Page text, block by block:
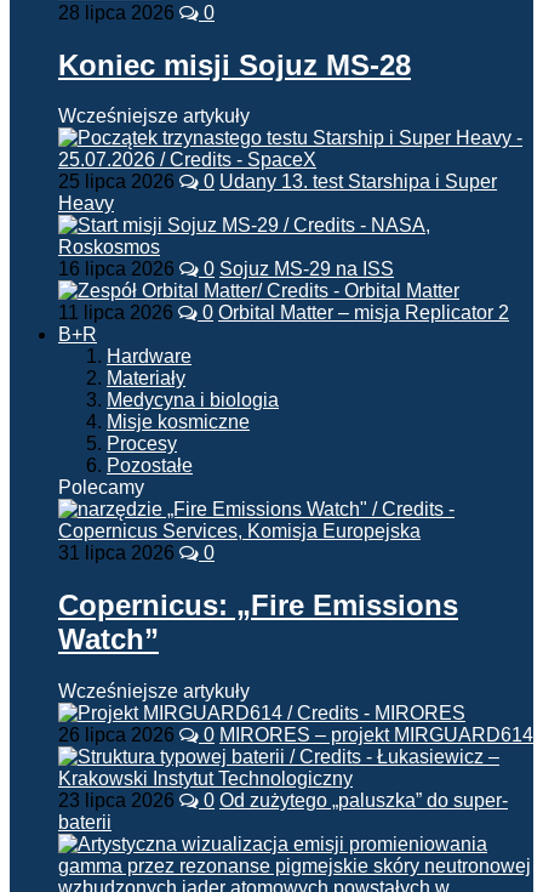
28 lipca 2026 0
Koniec misji Sojuz MS-28
Wcześniejsze artykuły
25 lipca 2026 0 Udany 13. test Starshipa i Super
Heavy
16 lipca 2026 0 Sojuz MS-29 na ISS
11 lipca 2026 0 Orbital Matter – misja Replicator 2
B+R
Hardware
Materiały
Medycyna i biologia
Misje kosmiczne
Procesy
Pozostałe
Polecamy
31 lipca 2026 0
Copernicus: „Fire Emissions
Watch”
Wcześniejsze artykuły
26 lipca 2026 0 MIRORES – projekt MIRGUARD614
23 lipca 2026 0 Od zużytego „paluszka” do super-
baterii